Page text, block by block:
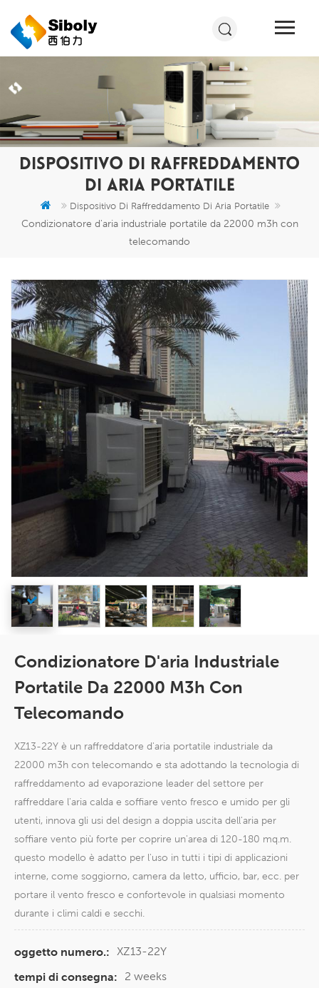
DISPOSITIVO DI RAFFREDDAMENTO
DI ARIA PORTATILE
Dispositivo Di Raffreddamento Di Aria Portatile
Condizionatore d'aria industriale portatile da 22000 m3h con
telecomando
Condizionatore D'aria Industriale
Portatile Da 22000 M3h Con
Telecomando
XZ13-22Y è un raffreddatore d'aria portatile industriale da
22000 m3h con telecomando e sta adottando la tecnologia di
raffreddamento ad evaporazione leader del settore per
raffreddare l'aria calda e soffiare vento fresco e umido per gli
utenti, innova gli usi del design a doppia uscita dell'aria per
soffiare vento più forte per coprire un'area di 120-180 mq.m.
questo modello è adatto per l'uso in tutti i tipi di applicazioni
interne, come soggiorno, camera da letto, ufficio, bar, ecc. per
portare il vento fresco e confortevole in qualsiasi momento
durante i climi caldi e secchi.
oggetto numero.: XZ13-22Y
tempi di consegna:
2 weeks